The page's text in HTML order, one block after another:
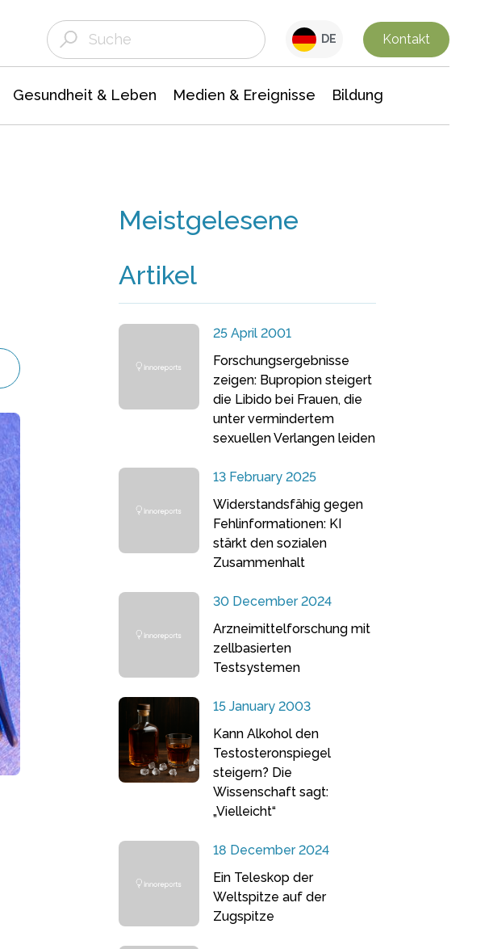
DE Kontakt
Gesundheit & Leben Medien & Ereignisse Bildung
Meistgelesene
Artikel
25 April 2001
Forschungsergebnisse
zeigen: Bupropion steigert
die Libido bei Frauen, die
unter vermindertem
sexuellen Verlangen leiden
13 February 2025
Widerstandsfähig gegen
Fehlinformationen: KI
stärkt den sozialen
Zusammenhalt
30 December 2024
Arzneimittelforschung mit
zellbasierten
Testsystemen
15 January 2003
Kann Alkohol den
Testosteronspiegel
steigern? Die
Wissenschaft sagt:
„Vielleicht“
18 December 2024
Ein Teleskop der
Weltspitze auf der
Zugspitze